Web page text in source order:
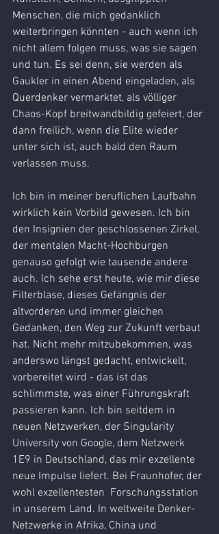
Menschen, die mich gedanklich
weiterbringen könnten - auch wenn ich
nicht allem folgen muss, was sie sagen
und tun. Es sei denn, sie werden als
Gaukler in einen Abend eingeladen, als
Querdenker vermarktet, als völliger
Chaos-Kopf breitwandbildig gefeiert, der
dann freilich, wenn die Elite wieder
unter sich ist, auch bald den Raum
verlassen muss.
Ich bin in meiner beruflichen Laufbahn
wirklich kein Vorbild gewesen. Ich bin
den Insignien der geschlossenen Zirkel,
der mentalen Macht-Hochburgen
genauso gefolgt wie tausende andere
auch. Ich sehe erst heute, wie mir diese
Filterblase, dieses Gefängnis der
altvorderen und immer gleichen
Gedanken, den Weg zur Zukunft verbaut
hat. Nicht mehr mitzubekommen, was
anderswo längst gedacht, entwickelt,
vorbereitet wird - das ist das
schlimmste, was einer Führungskraft
passieren kann. Ich bin seitdem in
neuen Netzwerken, der Singularity
University von Google, dem Netzwerk
1E9 in Deutschland, das mir exzellente
neue Impulse liefert. Bei Fraunhofer, der
wohl exzellentesten  Forschungsstation
in unserem Land. In weltweite Denker-
Netzwerke in Afrika, China und